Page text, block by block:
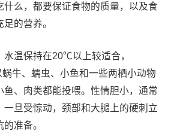
什么，都要保证食物的质量，以及食
的营养。
水温保持在20℃以上较适合，
牛、蠕虫、小鱼和一些两栖小动物
鱼、肉类都能投喂。性情胆小，通常
一旦受惊动，颈部和大腿上的硬刺立
准备。